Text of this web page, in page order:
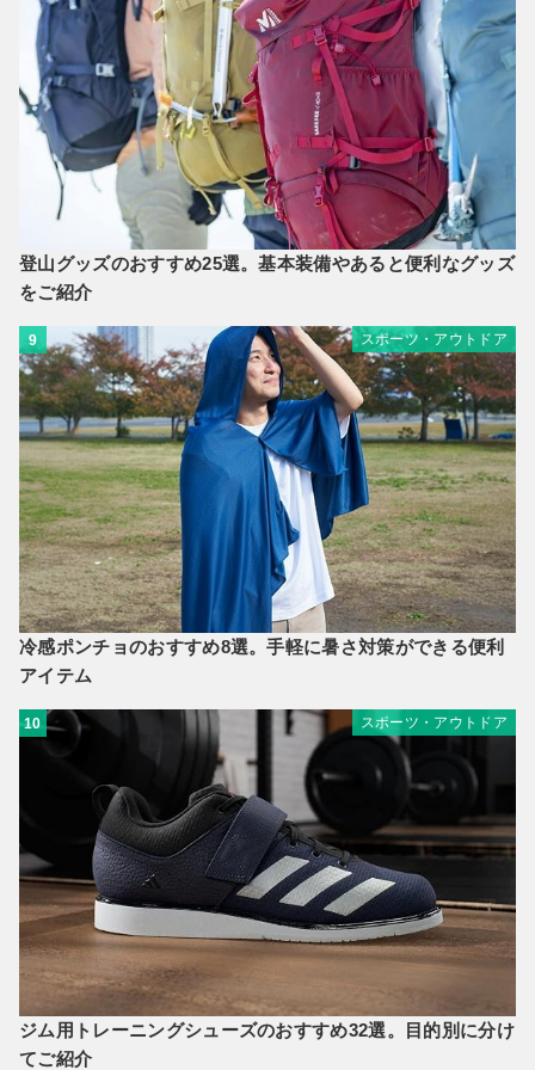
登山グッズのおすすめ25選。基本装備やあると便利なグッズ
をご紹介
9 スポーツ・アウトドア
冷感ポンチョのおすすめ8選。手軽に暑さ対策ができる便利
アイテム
10 スポーツ・アウトドア
ジム用トレーニングシューズのおすすめ32選。目的別に分け
てご紹介